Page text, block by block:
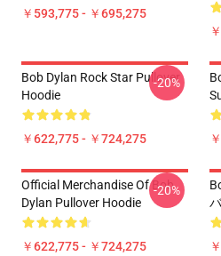
￥593,775 - ￥695,275
Bob Dylan Rock Star Pullover
Hoodie
￥622,775 - ￥724,275
-20%
Official Merchandise Of Bob
Dylan Pullover Hoodie
￥622,775 - ￥724,275
-20%